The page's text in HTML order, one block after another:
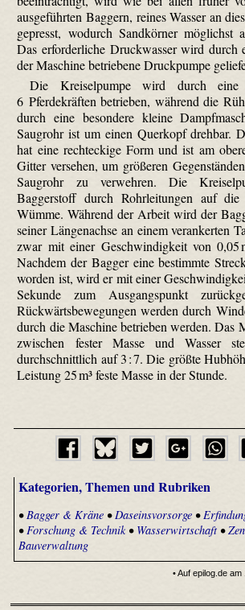
ausgeführten Baggern, reines Wasser an
gepresst, wodurch Sandkörner möglichst
Das erforderliche Druckwasser wird durch
der Maschine betriebene Druckpumpe
Die Kreiselpumpe wird durch eine
6 Pferdekräften betrieben, während die
durch eine besondere kleine
Saugrohr ist um einen Querkopf drehbar.
hat eine rechteckige Form und ist am
Gitter versehen, um größeren
Saugrohr zu verwehren. Die
Baggerstoff durch Rohrleitungen auf
Wümme. Während der Arbeit wird der
seiner Längenachse an einem verankerten
zwar mit einer Geschwindigkeit von 0,05
Nachdem der Bagger eine bestimmte
worden ist, wird er mit einer
Sekunde zum Ausgangspunkt
Rückwärtsbewegungen werden durch
durch die Maschine betrieben werden. Das
zwischen fester Masse und Wasser
durchschnittlich auf 3 : 7. Die größte
Leistung 25 m³ feste Masse in der Stunde.
Kategorien, Themen und Rubriken
•Bagger & Kräne•Daseinsvorsorge•
•Forschung & Technik• Wasserwirtschaft•
Bauverwaltung
• Auf epilog.de